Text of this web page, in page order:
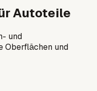
Autoteile
und
Oberflächen und